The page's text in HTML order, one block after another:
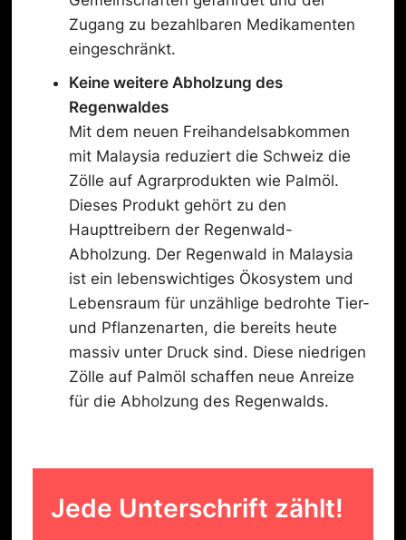
Zugang zu bezahlbaren Medikamenten
eingeschränkt.
Keine weitere Abholzung des
Regenwaldes
Mit dem neuen Freihandelsabkommen
mit Malaysia reduziert die Schweiz die
Zölle auf Agrarprodukten wie Palmöl.
Dieses Produkt gehört zu den
Haupttreibern der Regenwald-
Abholzung. Der Regenwald in Malaysia
ist ein lebenswichtiges Ökosystem und
Lebensraum für unzählige bedrohte Tier-
und Pflanzenarten, die bereits heute
massiv unter Druck sind. Diese niedrigen
Zölle auf Palmöl schaffen neue Anreize
für die Abholzung des Regenwalds.
Jede Unterschrift zählt!